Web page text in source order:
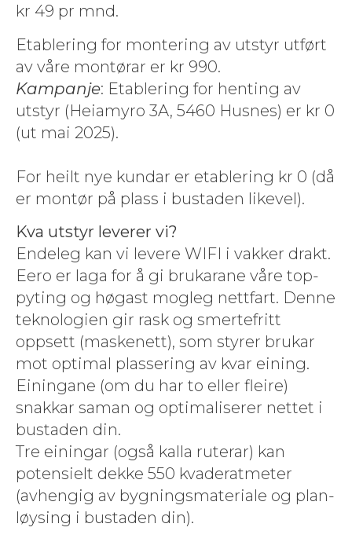
kr 49 pr mnd.
Etab­ler­ing for mon­ter­ing av utstyr utført
av våre mon­tørar er kr 990.
Kam­pan­je: Etab­ler­ing for hent­ing av
utstyr (Heiamy­ro 3A, 5460 Husnes) er kr 0
(ut mai 2025).
For heilt nye kun­dar er etab­ler­ing kr 0 (då
er mon­tør på plass i bus­taden likevel).
Kva utstyr lev­er­er vi?
Ende­leg kan vi levere WIFI i vakker drakt.
Eero er laga for å gi brukarane våre top­
pyt­ing og høgast mog­leg net­t­fart. Denne
teknolo­gien gir rask og smerte­fritt
oppsett (maskenett), som styr­er brukar
mot opti­mal plasser­ing av kvar ein­ing.
Einingane (om du har to eller fleire)
snakkar saman og opti­malis­er­er net­tet i
bus­taden din.
Tre einingar (også kalla ruter­ar) kan
poten­sielt dekke 550 kvader­at­meter
(avhengig av bygn­ings­ma­te­ri­ale og plan­
løys­ing i bus­taden din).